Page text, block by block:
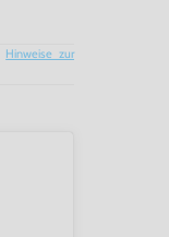
Hinweise zur